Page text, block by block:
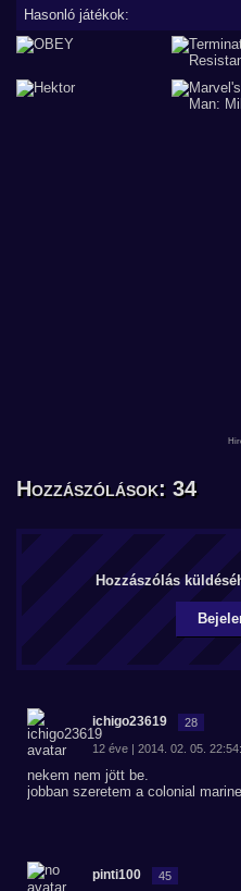
Hasonló játékok:
Hozzászólások: 34
Hozzászólás
ichigo23619 28
12 éve | 2014. 02. 05.
nekem nem jött be.
jobban szeretem a colonial
pinti100 45